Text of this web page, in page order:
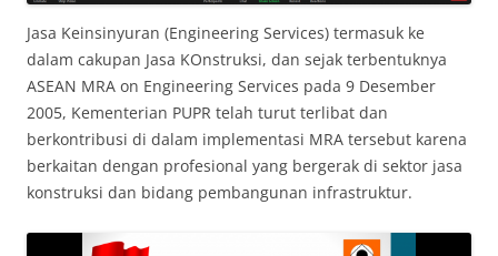
Jasa Keinsinyuran (Engineering Services) termasuk ke
dalam cakupan Jasa KOnstruksi, dan sejak terbentuknya
ASEAN MRA on Engineering Services pada 9 Desember
2005, Kementerian PUPR telah turut terlibat dan
berkontribusi di dalam implementasi MRA tersebut karena
berkaitan dengan profesional yang bergerak di sektor jasa
konstruksi dan bidang pembangunan infrastruktur.